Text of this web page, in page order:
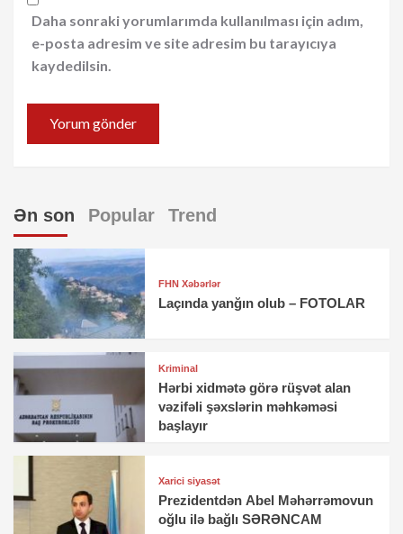
Daha sonraki yorumlarımda kullanılması için adım,
e-posta adresim ve site adresim bu tarayıcıya
kaydedilsin.
Ən son Popular Trend
FHN Xəbərlər
Laçında yanğın olub – FOTOLAR
Kriminal
Hərbi xidmətə görə rüşvət alan
vəzifəli şəxslərin məhkəməsi
başlayır
Xarici siyasət
Prezidentdən Abel Məhərrəmovun
oğlu ilə bağlı SƏRƏNCAM